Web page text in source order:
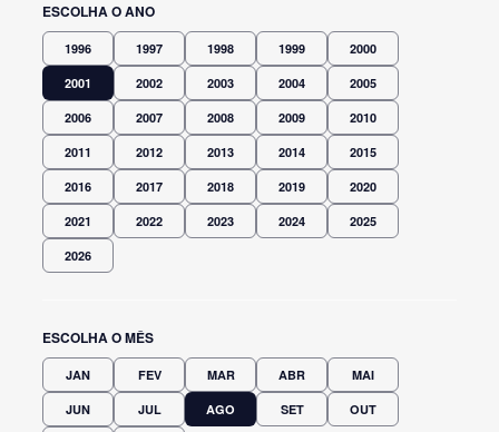
ESCOLHA O ANO
1996 1997 1998 1999 2000
2001 2002 2003 2004 2005
2006 2007 2008 2009 2010
2011 2012 2013 2014 2015
2016 2017 2018 2019 2020
2021 2022 2023 2024 2025
2026
ESCOLHA O MÊS
JAN FEV MAR ABR MAI
JUN JUL AGO SET OUT